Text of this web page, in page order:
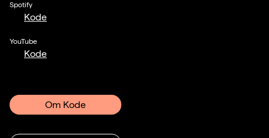
Spotify
Kode
YouTube
Kode
Om Kode